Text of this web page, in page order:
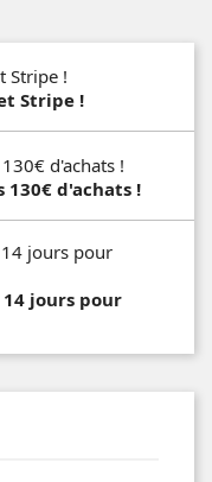
Stripe !
130€ d'achats !
jours pour